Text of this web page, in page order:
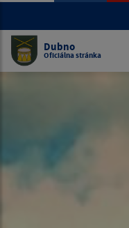
Dubno
Oficiálna stránka